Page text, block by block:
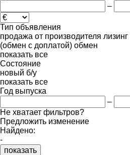
–
Тип объявления
продажа от производителя лизинг
(обмен с доплатой) обмен
показать все
Состояние
новый б/у
показать все
Год выпуска
–
Не хватает фильтров?
Предложить изменение
Найдено:
-
показать